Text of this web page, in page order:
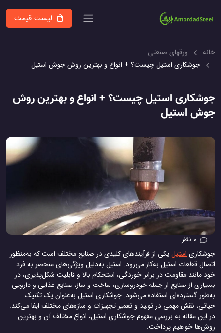
لیست قیمت
خانه
ورقهای صنعتی
جوشکاری استیل چیست؟ + انواع و بهترین روش جوش استیل
جوشکاری استیل چیست؟ + انواع و بهترین روش
جوش استیل
0 نظر
جوشکاریاستیلیکی از فرآیندهای کلیدی در صنایع مختلف است که به‌منظور
اتصال قطعات استیل به‌کار می‌رود. استیل به‌دلیل ویژگی‌های منحصر به فرد
خود مانند مقاومت در برابر خوردگی، استحکام بالا و قابلیت شکل‌پذیری، در
بسیاری از صنایع از جمله خودروسازی، ساخت و ساز، صنایع غذایی و دارویی
به‌طور گسترده‌ای استفاده می‌شود. جوشکاری استیل به‌عنوان یک تکنیک
حیاتی، نقش مهمی در تولید و تعمیر تجهیزات و سازه‌های مختلف ایفا می‌کند.
در این مقاله به بررسی مفهوم جوشکاری استیل، انواع مختلف آن و بهترین
روش‌ها خواهیم پرداخت.